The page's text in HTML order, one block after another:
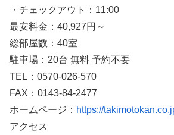
・チェックアウト：11:00
最安料金：40,927円～
総部屋数：40室
駐車場：20台 無料 予約不要
TEL：0570-026-570
FAX：0143-84-2477
ホームページ： https://
アクセス